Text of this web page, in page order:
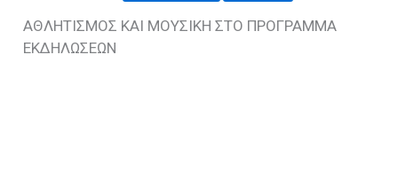
ΑΘΛΗΤΙΣΜΟΣ ΚΑΙ ΜΟΥΣΙΚΗ ΣΤΟ ΠΡΟΓΡΑΜΜΑ
ΕΚΔΗΛΩΣΕΩΝ